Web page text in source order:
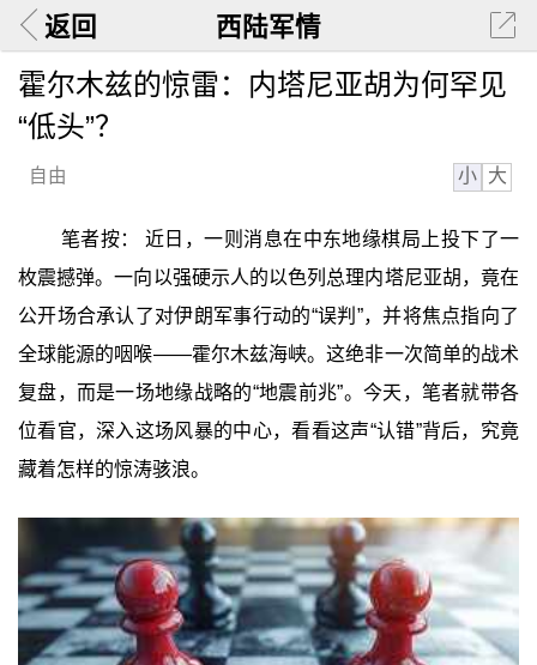
返回 西陆军情
霍尔木兹的惊雷：内塔尼亚胡为何罕见
“低头”？
自由 小 大
笔者按： 近日，一则消息在中东地缘棋局上投下了一
枚震撼弹。一向以强硬示人的以色列总理内塔尼亚胡，竟在
公开场合承认了对伊朗军事行动的“误判”，并将焦点指向了
全球能源的咽喉——霍尔木兹海峡。这绝非一次简单的战术
复盘，而是一场地缘战略的“地震前兆”。今天，笔者就带各
位看官，深入这场风暴的中心，看看这声“认错”背后，究竟
藏着怎样的惊涛骇浪。